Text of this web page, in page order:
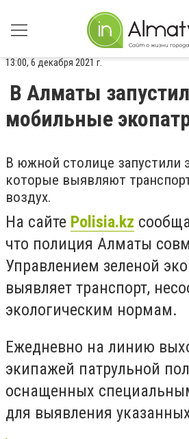
13:00, 6 декабря 2021 г.
В Алматы
мобильные
В южной столице запустили
которые выявляют
воздух.
На сайте Polisia.kz
что полиция Алматы
Управлением зеленой
выявляет транспорт,
экологическим нормам.
Ежедневно на линию
экипажей патрульной
оснащенных
для выявления